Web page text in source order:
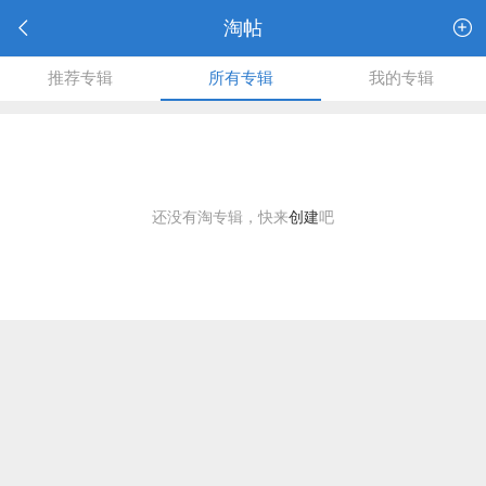
淘帖
推荐专辑 所有专辑 我的专辑
还没有淘专辑，快来创建吧